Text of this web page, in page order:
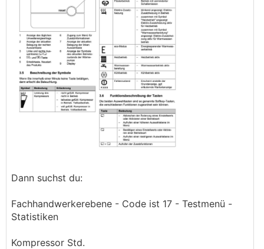
Dann suchst du:
Fachhandwerkerebene - Code ist 17 - Testmenü -
Statistiken
Kompressor Std.